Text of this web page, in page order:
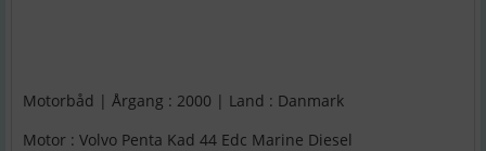
Motorbåd | Årgang : 2000 | Land : Danmark
Motor : Volvo Penta Kad 44 Edc Marine Diesel